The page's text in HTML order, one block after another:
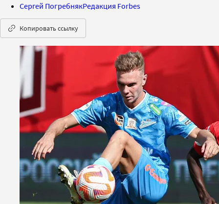
Сергей ПогребнякРедакция Forbes
Копировать ссылку